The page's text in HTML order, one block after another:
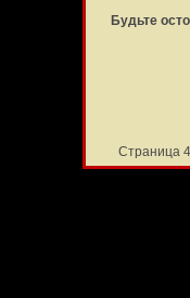
Будьте
Страница